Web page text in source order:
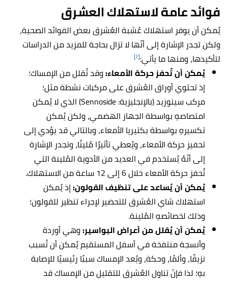
فوائد عامة لاستهلاك العشرق
يُمكن أن يوفر استهلاك عُشبة العُشرق بعض الفوائد الصحية،
ولكن تجدر الإشارة إلى أنّها لا تزال بحاجة للمزيد من الدراسات
لتأكيدها، ومنها ما يأتي:[١]
يُمكن أن تُحفز حركة الأمعاء:وقد تُقلل من الإمساك؛
إذ تحتوي أوراق العُشرق على مركبات نشطة مثل؛
مركب سينوزيد (بالإنجليزية: Sennoside) الذي لا يُمكن
امتصاصهِ بواسطة الجهاز الهضمي، ولكن يُمكن
تكسيرهِ بواسطة بكتيريا الأمعاء، وبالتالي قد يؤدي إلى
تحفيز حركة الأمعاء، ويُعطي تأثيرًا مُلينًا، وتجدر الإشارة
إلى أنّهُ يُستخدم في العديد من الأدوية المُلينة التي
تُحفز حركة الأمعاء خلال 6 إلى 12 ساعة من الاستهلاك.
يُمكن أن يُساعد على تنظيف القولون:إذ يُمكن
استهلاك شاي العُشرق للتحضير لإجراء تنظير للقولون؛
وذلك لخصائصهِ المُلينة.
يُمكن أن يُقلل من أعراض البواسير:وهي أوردة
وأنسجة منتفخة في أسفل المستقيم يُمكن أن تُسبب
نزيفًا، وألمًا، وحكة، ويُعد الإمساك سببًا رئيسيًا للإصابة
بهِ؛ لذا فإنّ تناول العُشرق للتقليل من الإمساك قد